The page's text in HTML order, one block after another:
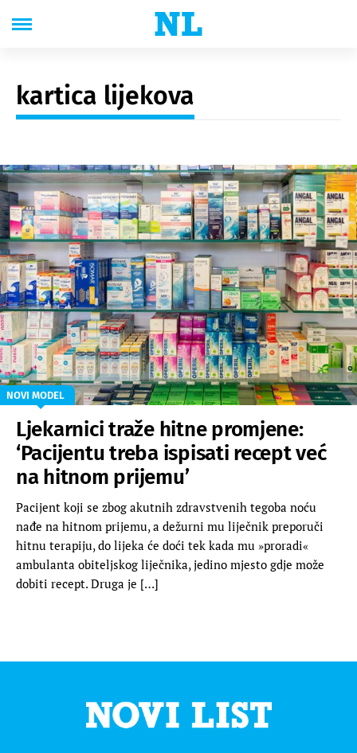
kartica lijekova
NOVI MODEL
Ljekarnici traže hitne promjene:
‘Pacijentu treba ispisati recept već
na hitnom prijemu’
Pacijent koji se zbog akutnih zdravstvenih tegoba noću
nađe na hitnom prijemu, a dežurni mu liječnik preporuči
hitnu terapiju, do lijeka će doći tek kada mu »proradi«
ambulanta obiteljskog liječnika, jedino mjesto gdje može
dobiti recept. Druga je […]